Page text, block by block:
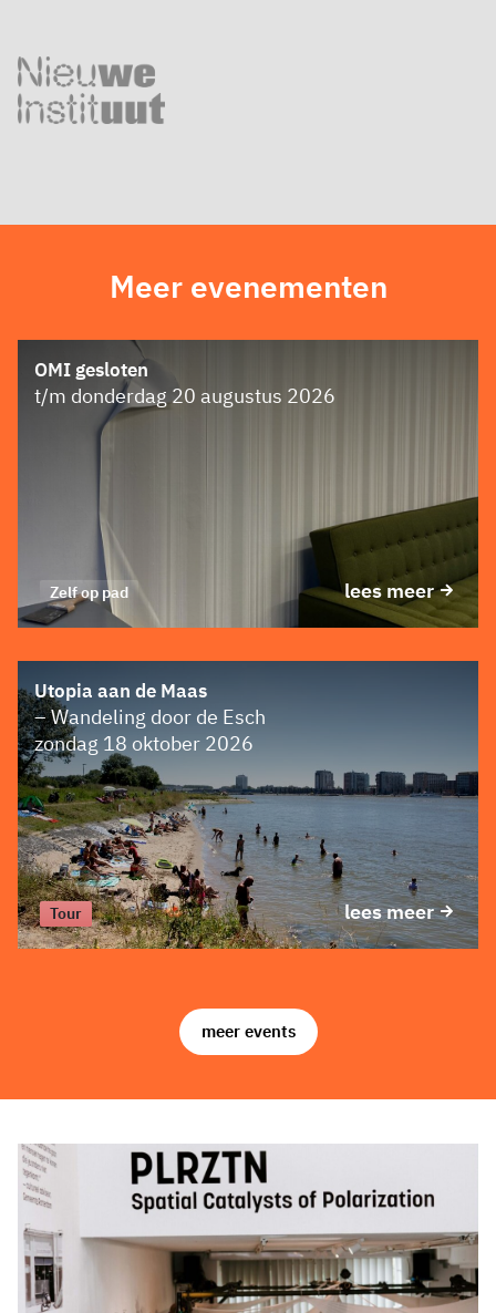
Meer evenementen
OMI gesloten
t/m donderdag 20 augustus 2026
lees meer
Zelf op pad
Utopia aan de Maas
– Wandeling door de Esch
zondag 18 oktober 2026
lees meer
Tour
meer events